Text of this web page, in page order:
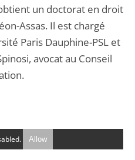
un doctorat en droit
Assas. Il est chargé
Paris Dauphine-PSL et
avocat au Conseil
Allow